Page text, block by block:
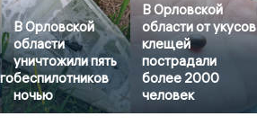
В Орловской
области
уничтожили пять
беспилотников
ночью
В Орловской
области от укусов
клещей
пострадали
более 2000
человек